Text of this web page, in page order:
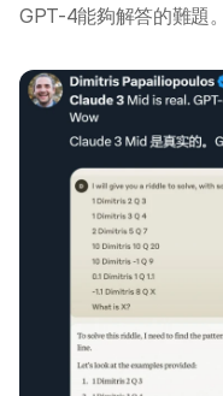
GPT-4能夠解答的難題。